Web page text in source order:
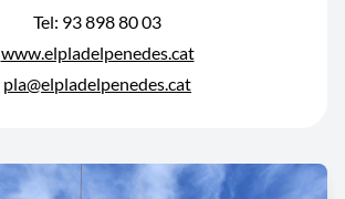
Tel: 93 898 80 03
www.elpladelpenedes.cat
pla@elpladelpenedes.cat